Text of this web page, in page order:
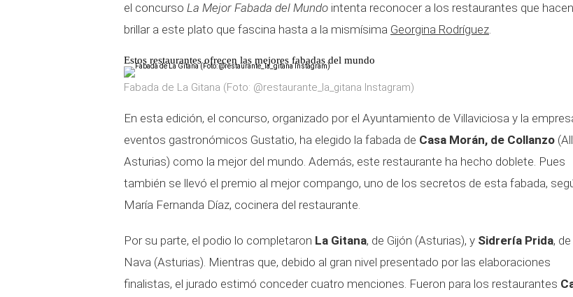
el concurso La Mejor Fabada del Mundo intenta reconocer a los restaurantes que hacen
brillar a este plato que fascina hasta a la mismísima Georgina Rodríguez.
Estos restaurantes ofrecen las mejores fabadas del mundo
Fabada de La Gitana (Foto: @restaurante_la_gitana Instagram)
En esta edición, el concurso, organizado por el Ayuntamiento de Villaviciosa y la
eventos gastronómicos Gustatio, ha elegido la fabada de Casa Morán, de Collanzo
Asturias) como la mejor del mundo. Además, este restaurante ha hecho doblete. Pues
también se llevó el premio al mejor compango, uno de los secretos de esta fabada,
María Fernanda Díaz, cocinera del restaurante.
Por su parte, el podio lo completaron La Gitana, de Gijón (Asturias), y Sidrería Prida, de
Nava (Asturias). Mientras que, debido al gran nivel presentado por las elaboraciones
finalistas, el jurado estimó conceder cuatro menciones. Fueron para los restaurantes